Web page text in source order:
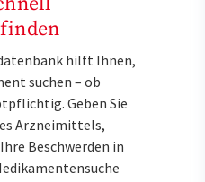
hilft Ihnen,
suchen – ob
Geben Sie
Arzneimittels,
Beschwerden in